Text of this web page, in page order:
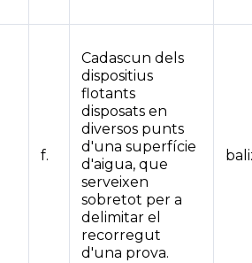
f.
Cadascun dels
dispositius
flotants
disposats en
diversos punts
d'una superfície
d'aigua, que
serveixen
sobretot per a
delimitar el
recorregut
d'una prova.